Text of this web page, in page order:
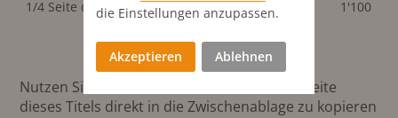
1/4 Seite quer
mm
1'100 1'100
Nutzen Sie diesen Button um den Link zur Seite
dieses Titels direkt in die Zwischenablage zu kopieren
die Einstellungen anzupassen.
Akzeptieren Ablehnen